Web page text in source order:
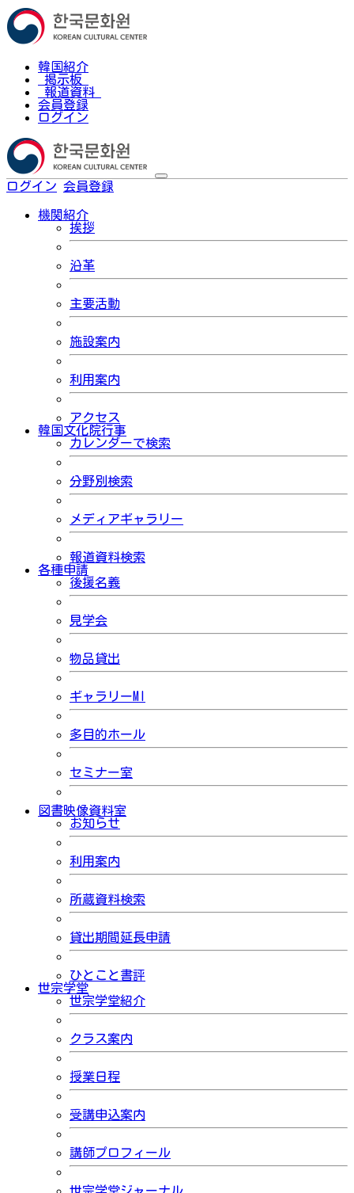
韓国紹介
掲示板
報道資料
会員登録
ログイン
ログイン 会員登録
機関紹介
挨拶
沿革
主要活動
施設案内
利用案内
アクセス
韓国文化院行事
カレンダーで検索
分野別検索
メディアギャラリー
報道資料検索
各種申請
後援名義
見学会
物品貸出
ギャラリーMI
多目的ホール
セミナー室
図書映像資料室
お知らせ
利用案内
所蔵資料検索
貸出期間延長申請
ひとこと書評
世宗学堂
世宗学堂紹介
クラス案内
授業日程
受講申込案内
講師プロフィール